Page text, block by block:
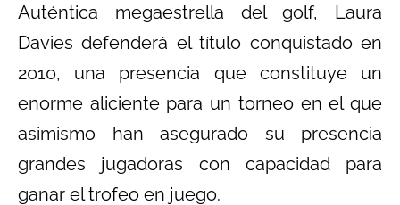
Auténtica megaestrella del golf, Laura
Davies defenderá el título conquistado en
2010, una presencia que constituye un
enorme aliciente para un torneo en el que
asimismo han asegurado su presencia
grandes jugadoras con capacidad para
ganar el trofeo en juego.